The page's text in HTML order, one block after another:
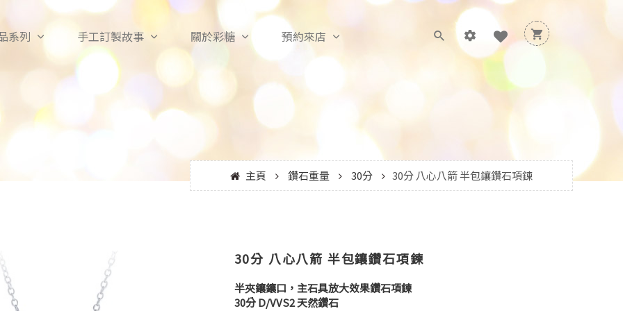
系列 手工訂製故事 關於彩糖 預約來店
主頁 鑽石重量 30分 30分 八心八箭 半包鑲鑽石項鍊
30分 八心八箭 半包鑲鑽石項鍊
半夾鑲鑲口，主石具放大效果鑽石項鍊
30分 D/VVS2 天然鑽石